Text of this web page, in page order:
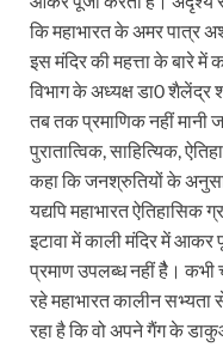
कि महाभारत के अमर पात्र
इस मंदिर की महत्ता के बारे में
विभाग के अध्यक्ष डा0 शैलेंद्र
तब तक प्रमाणिक नहीं
पुरातात्विक, साहित्यिक,
कहा कि जनश्रुतियों के
यद्यपि महाभारत
इटावा में काली मंदिर में आकर
प्रमाण उपलब्ध नहीं हैै।
रहे महाभारत कालीन
रहा है कि वो अपने गैंग के